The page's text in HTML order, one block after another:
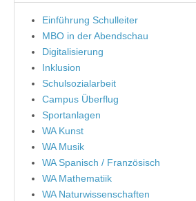
Einführung Schulleiter
MBO in der Abendschau
Digitalisierung
Inklusion
Schulsozialarbeit
Campus Überflug
Sportanlagen
WA Kunst
WA Musik
WA Spanisch / Französisch
WA Mathematiik
WA Naturwissenschaften